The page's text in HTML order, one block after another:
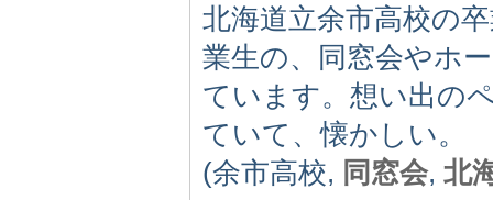
北海道立余市高校の
業生の、同窓会やホ
ています。想い出の
ていて、懐かしい。
(余市高校, 同窓会, 北